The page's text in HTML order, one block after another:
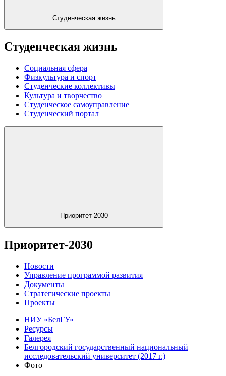
Студенческая жизнь
Студенческая жизнь
Социальная сфера
Физкультура и спорт
Студенческие коллективы
Культура и творчество
Студенческое самоуправление
Студенческий портал
Приоритет-2030
Приоритет-2030
Новости
Управление программой развития
Документы
Стратегические проекты
Проекты
НИУ «БелГУ»
Ресурсы
Галерея
Белгородский государственный национальный
исследовательский университет (2017 г.)
Фото